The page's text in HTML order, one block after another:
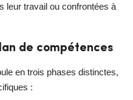
leur travail ou confrontées à
de compétences
en trois phases distinctes,
: